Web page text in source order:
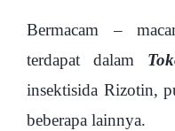
Bermacam –
terdapat dalam
insektisida Rizotin,
beberapa lainnya.